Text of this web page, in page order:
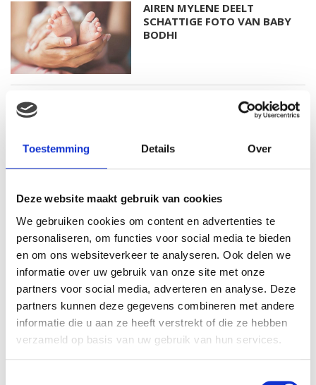
Toestemming Details Over
Deze website maakt gebruik van cookies
We gebruiken cookies om content en advertenties te
personaliseren, om functies voor social media te bieden
en om ons websiteverkeer te analyseren. Ook delen we
informatie over uw gebruik van onze site met onze
partners voor social media, adverteren en analyse. Deze
partners kunnen deze gegevens combineren met andere
informatie die u aan ze heeft verstrekt of die ze hebben
verzameld op basis van uw gebruik van hun services.
AIREN MYLENE DEELT
SCHATTIGE FOTO VAN BABY
BODHI
FOTO: SAAR KONINGSBERGER
MET DOCHTERTJE SCOTTIE
KIM KÖTTER DEELT PRACHTIGE
MANNEN
JOSJE HUISMAN SHOWT
BABYBUIK OP IBIZA